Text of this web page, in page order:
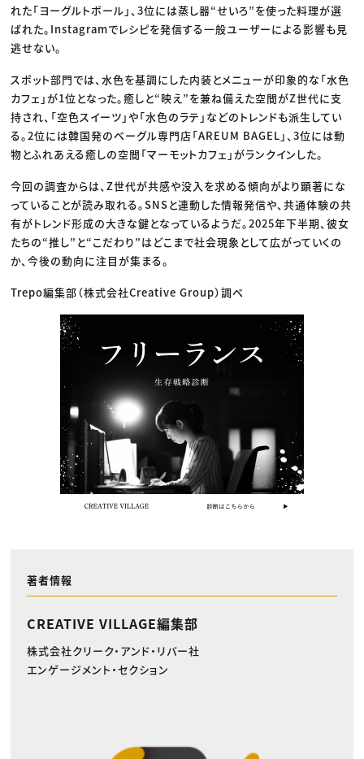
れた「ヨーグルトボール」、3位には蒸し器“せいろ”を使った料理が選
ばれた。Instagramでレシピを発信する一般ユーザーによる影響も見
逃せない。
スポット部門では、水色を基調にした内装とメニューが印象的な「水色
カフェ」が1位となった。癒しと“映え”を兼ね備えた空間がZ世代に支
持され、「空色スイーツ」や「水色のラテ」などのトレンドも派生してい
る。2位には韓国発のベーグル専門店「AREUM BAGEL」、3位には動
物とふれあえる癒しの空間「マーモットカフェ」がランクインした。
今回の調査からは、Z世代が共感や没入を求める傾向がより顕著にな
っていることが読み取れる。SNSと連動した情報発信や、共通体験の共
有がトレンド形成の大きな鍵となっているようだ。2025年下半期、彼女
たちの“推し”と“こだわり”はどこまで社会現象として広がっていくの
か、今後の動向に注目が集まる。
Trepo編集部（株式会社Creative Group）調べ
著者情報
CREATIVE VILLAGE編集部
株式会社クリーク・アンド・リバー社
エンゲージメント・セクション